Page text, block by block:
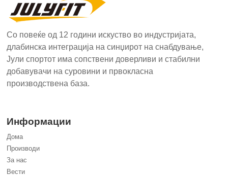
Со повеќе од 12 години искуство во индустријата,
длабинска интеграција на синџирот на снабдување,
Јули спортот има сопствени доверливи и стабилни
добавувачи на суровини и првокласна
производствена база.
Информации
Дома
Производи
За нас
Вести